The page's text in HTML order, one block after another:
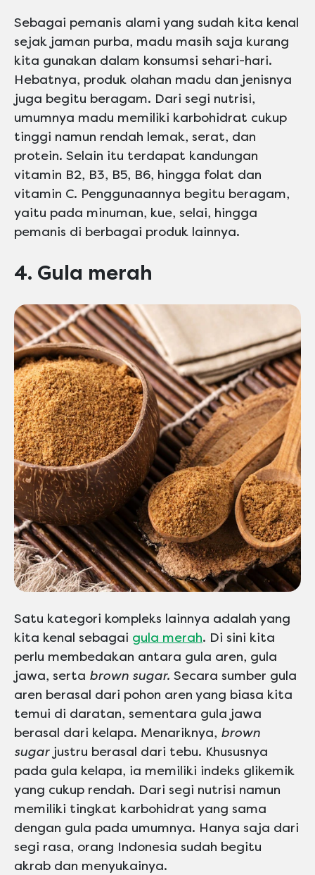
Sebagai pemanis alami yang sudah kita kenal
sejak jaman purba, madu masih saja kurang
kita gunakan dalam konsumsi sehari-hari.
Hebatnya, produk olahan madu dan jenisnya
juga begitu beragam. Dari segi nutrisi,
umumnya madu memiliki karbohidrat cukup
tinggi namun rendah lemak, serat, dan
protein. Selain itu terdapat kandungan
vitamin B2, B3, B5, B6, hingga folat dan
vitamin C. Penggunaannya begitu beragam,
yaitu pada minuman, kue, selai, hingga
pemanis di berbagai produk lainnya.
4. Gula merah
Satu kategori kompleks lainnya adalah yang
kita kenal sebagai gula merah. Di sini kita
perlu membedakan antara gula aren, gula
jawa, serta brown sugar. Secara sumber gula
aren berasal dari pohon aren yang biasa kita
temui di daratan, sementara gula jawa
berasal dari kelapa. Menariknya, brown
sugar justru berasal dari tebu. Khususnya
pada gula kelapa, ia memiliki indeks glikemik
yang cukup rendah. Dari segi nutrisi namun
memiliki tingkat karbohidrat yang sama
dengan gula pada umumnya. Hanya saja dari
segi rasa, orang Indonesia sudah begitu
akrab dan menyukainya.